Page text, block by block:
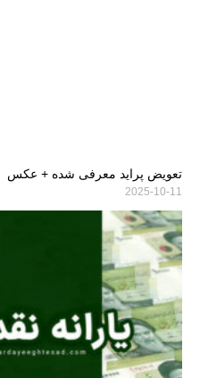
تعویض پراید معرفی شده + عکس
2025-10-11